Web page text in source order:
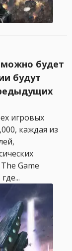
можно будет
будут
игровых
каждая из
Game